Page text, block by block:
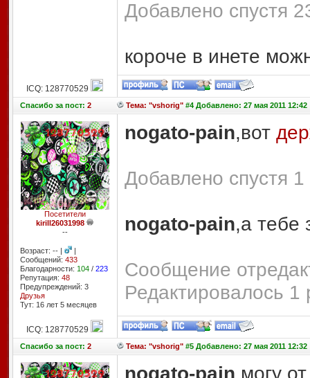
Добавлено спустя
короче в инете
ICQ: 128770529
Спасибоза пост: 2 Тема: "vshorig"#4 Добавлено: 27 мая 2011 12:42
Посетители
kirill26031998
--
Возраст: -- |
|
Сообщений: 433
Благодарности: 104/ 223
Репутация: 48
Предупреждений: 3
Друзья
Тут: 16 лет 5 месяцев
nogato-pain,вот
Добавлено спустя
nogato-pain,а тебе
Сообщение
Редактировалось 1
ICQ: 128770529
Спасибоза пост: 2 Тема: "vshorig"#5 Добавлено: 27 мая 2011 12:32
nogato-pain ,могу